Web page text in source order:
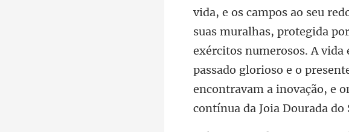
suas muralhas, protegida
exércitos numerosos. A vida